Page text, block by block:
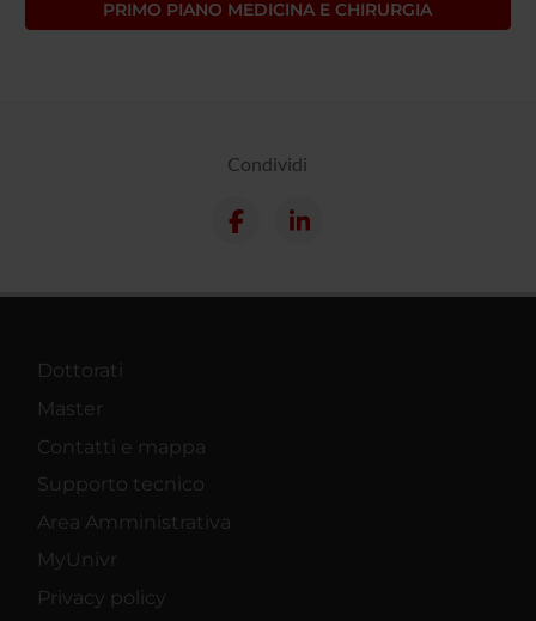
PRIMO PIANO MEDICINA E CHIRURGIA
Condividi
Dottorati
Master
Contatti e mappa
Supporto tecnico
Area Amministrativa
MyUnivr
Privacy policy